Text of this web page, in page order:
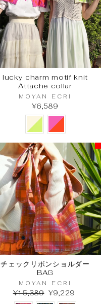
lucky charm motif knit
Attache collar
MOYAN ECRI
¥6,589
チェックリボンショルダー
BAG
MOYAN ECRI
¥15,389 ¥9,229